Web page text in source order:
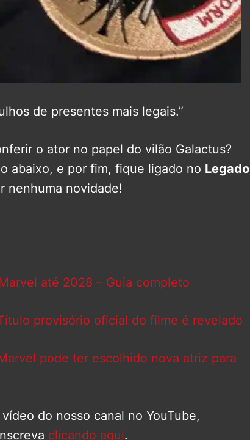
de presentes mais legais.”
o ator no papel do vilão Galactus?
abaixo, e por fim, fique ligado no Legado
nenhuma novidade!
até 2028 – Guia completo
provisório oficial do filme é revelado
pode ter escolhido nova atriz para
do nosso canal no YouTube,
clicando aqui.